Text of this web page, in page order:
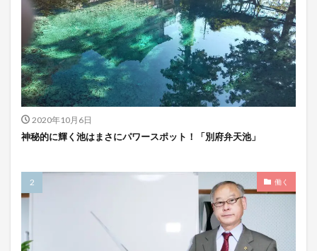
2020年10月6日
神秘的に輝く池はまさにパワースポット！「別府弁天池」
働く